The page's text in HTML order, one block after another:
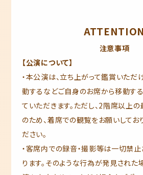
ATTENTION
注意事項
【公演について】
・本公演は、立ち上がって鑑賞いただ
動するなどご自身のお席から移動す
ていただきます。ただし、2階席以上
のため、着席での観覧をお願いしてお
ださい。
・客席内での録音・撮影等は一切禁
ります。そのような行為が発見された